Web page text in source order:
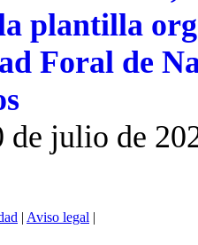
plantilla
Foral de
julio de
| Aviso legal |